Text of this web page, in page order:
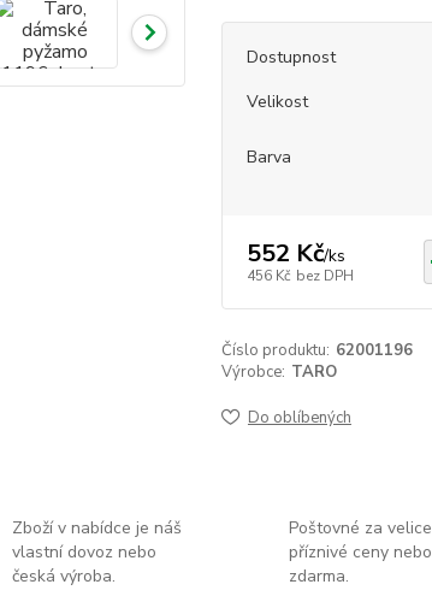
Dostupnost
Velikost
Barva
552 Kč/ks
456 Kč bez DPH
Číslo produktu: 62001196
Výrobce: TARO
Do oblíbených
Zboží v nabídce je náš
vlastní dovoz nebo
česká výroba.
Poštovné za velice
příznivé ceny nebo
zdarma.